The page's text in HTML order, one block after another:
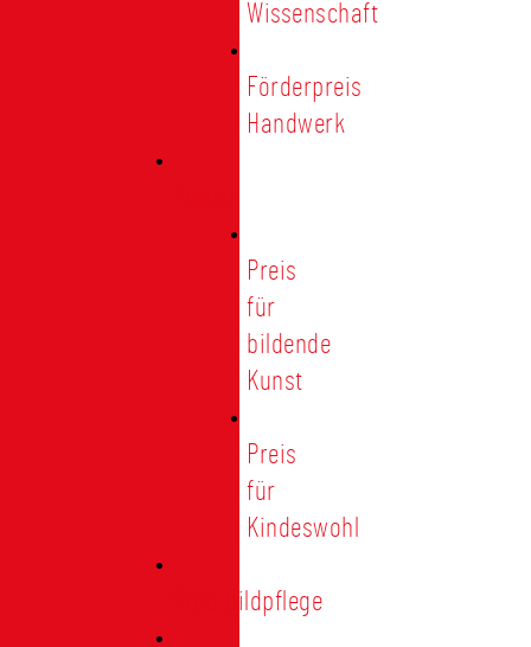
Wissenschaft
Förderpreis
Handwerk
Preis
für
bildende
Kunst
Preis
für
Kindeswohl
Stadtbildpflege